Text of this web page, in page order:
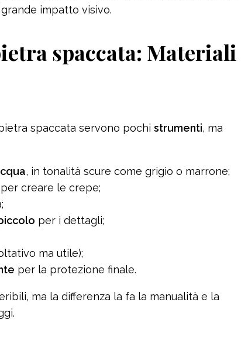
impatto visivo.
spaccata: Materiali
spaccata servono pochi strumenti, ma
, in tonalità scure come grigio o marrone;
creare le crepe;
per i dettagli;
ma utile);
per la protezione finale.
ma la differenza la fa la manualità e la